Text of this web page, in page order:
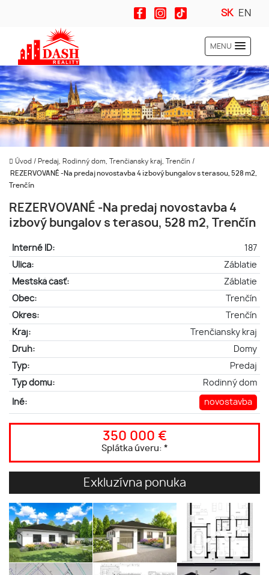
SK EN
MENU
Úvod / Predaj, Rodinný dom, Trenčiansky kraj, Trenčín /
REZERVOVANÉ -Na predaj novostavba 4 izbový bungalov s terasou, 528 m2,
Trenčín
REZERVOVANÉ -Na predaj novostavba 4
izbový bungalov s terasou, 528 m2, Trenčín
Interné ID:
187
Ulica:
Záblatie
Mestská časť:
Záblatie
Obec:
Trenčín
Okres:
Trenčín
Kraj:
Trenčiansky kraj
Druh:
Domy
Typ:
Predaj
Typ domu:
Rodinný dom
Iné: novostavba
350 000 €
Splátka úveru: *
Exkluzívna ponuka